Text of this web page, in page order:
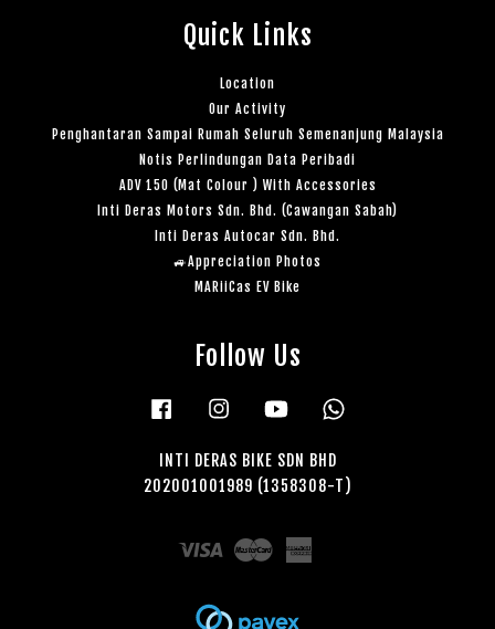
Quick Links
Location
Our Activity
Penghantaran Sampai Rumah Seluruh Semenanjung Malaysia
Notis Perlindungan Data Peribadi
ADV 150 (Mat Colour ) With Accessories
Inti Deras Motors Sdn. Bhd. (Cawangan Sabah)
Inti Deras Autocar Sdn. Bhd.
🚙Appreciation Photos
MARiiCas EV Bike
Follow Us
Facebook Instagram YouTube
INTI DERAS BIKE SDN BHD
202001001989 (1358308-T)
Visa Master